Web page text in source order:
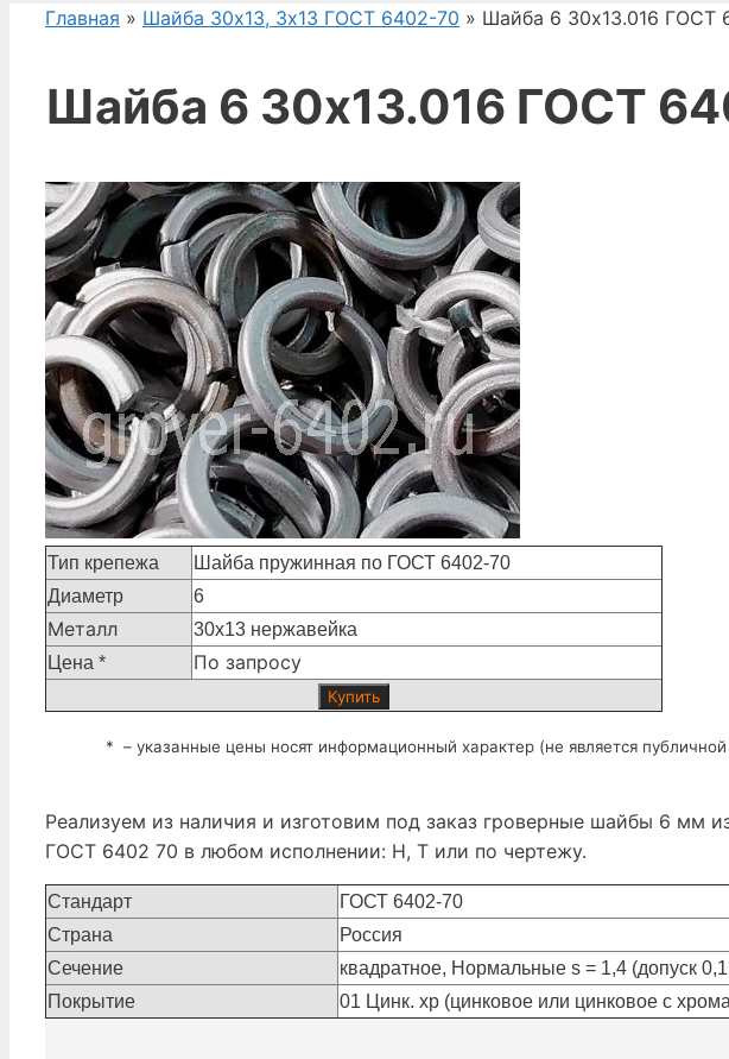
Главная » Шайба 30х13, 3х13 ГОСТ 6402-70 » Шайба 6 30х13.016 ГОСТ
Шайба 6 30х13.016 ГОСТ
Тип крепежа
Шайба пружинная по ГОСТ 6402-70
Диаметр
6
Металл
30х13 нержавейка
Цена *
По запросу
Купить
* – указанные цены носят информационный характер (не является
Реализуем из наличия и изготовим под заказ гроверные шайбы 6 мм
ГОСТ 6402 70 в любом исполнении: Н, Т или по чертежу.
Стандарт
ГОСТ 6402-70
Страна
Россия
Сечение
квадратное, Нормальные s = 1,4 (допуск
Покрытие
01 Цинк. хр (цинковое или цинковое с